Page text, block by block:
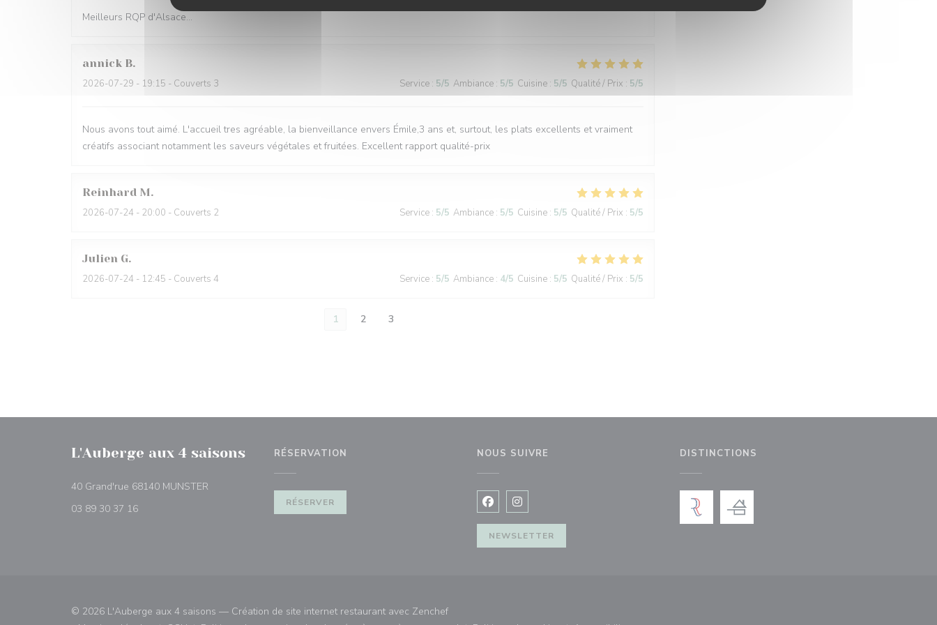
Meilleurs RQP d'Alsace...
annick B
2026-07-29 - 19:15 - Couverts 3 Service : 5/5 Ambiance : 5/5 Cuisine : 5/5 Qualité / Prix : 5/5
Nous avons tout aimé. L'accueil tres agréable, la bienveillance envers Émile,3 ans et, surtout, les plats excellents et vraiment
créatifs associant notamment les saveurs végétales et fruitées. Excellent rapport qualité-prix
Reinhard M
2026-07-24 - 20:00 - Couverts 2 Service : 5/5 Ambiance : 5/5 Cuisine : 5/5 Qualité / Prix : 5/5
Julien G
2026-07-24 - 12:45 - Couverts 4 Service : 5/5 Ambiance : 4/5 Cuisine : 5/5 Qualité / Prix : 5/5
1 2 3
L'Auberge aux 4 saisons
40 Grand'rue 68140 MUNSTER
03 89 30 37 16
RÉSERVATION
RÉSERVER
NOUS SUIVRE
Facebook ((ouvre une nouvelle fenêtre))
Instagram ((ouvre une nouvelle fenêtre))
NEWSLETTER
DISTINCTIONS
© 2026 L'Auberge aux 4 saisons — Création de site internet restaurant avec Zenchef((ouvre une nouvelle fenêtre))